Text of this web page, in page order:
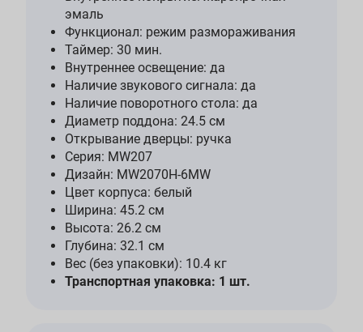
эмаль
Функционал: режим размораживания
Таймер: 30 мин.
Внутреннее освещение: да
Наличие звукового сигнала: да
Наличие поворотного стола: да
Диаметр поддона: 24.5 см
Открывание дверцы: ручка
Серия: MW207
Дизайн: MW2070H-6MW
Цвет корпуса: белый
Ширина: 45.2 см
Высота: 26.2 см
Глубина: 32.1 см
Вес (без упаковки): 10.4 кг
Транспортная упаковка: 1 шт.